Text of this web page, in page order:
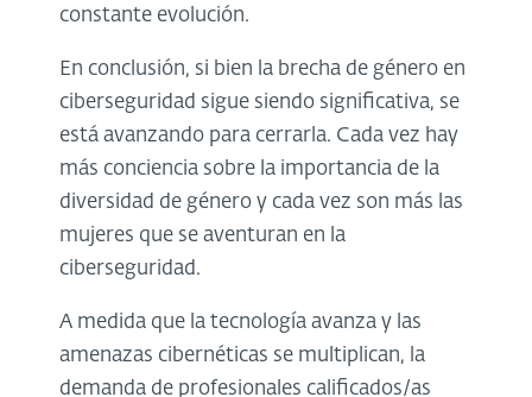
constante evolución.
En conclusión, si bien la brecha de género en
ciberseguridad sigue siendo significativa, se
está avanzando para cerrarla. Cada vez hay
más conciencia sobre la importancia de la
diversidad de género y cada vez son más las
mujeres que se aventuran en la
ciberseguridad.
A medida que la tecnología avanza y las
amenazas cibernéticas se multiplican, la
demanda de profesionales calificados/as